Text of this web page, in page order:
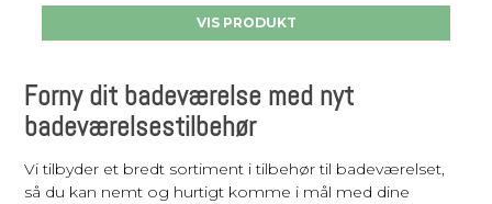
VIS PRODUKT
Forny dit badeværelse med nyt
badeværelsestilbehør
Vi tilbyder et bredt sortiment i tilbehør til badeværelset,
så du kan nemt og hurtigt komme i mål med dine